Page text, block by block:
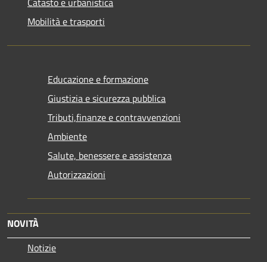
Mobilità e trasporti
Educazione e formazione
Giustizia e sicurezza pubblica
Tributi,finanze e contravvenzioni
Ambiente
Salute, benessere e assistenza
Autorizzazioni
NOVITÀ
Notizie